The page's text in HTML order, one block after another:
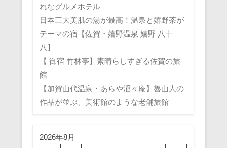
れなグルメホテル
日本三大美肌の湯が最高！温泉と嬉野茶が
テーマの宿【佐賀・嬉野温泉 嬉野 八十
八】
【 御宿 竹林亭】素晴らしすぎる佐賀の旅
館
【加賀山代温泉・あらや滔々庵】魯山人の
作品が並ぶ、美術館のような老舗旅館
2026年8月